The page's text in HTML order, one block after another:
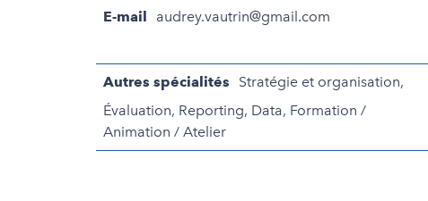
E-mail audrey.vautrin@gmail.com
Autres spécialités
Stratégie et organisation,
Évaluation, Reporting, Data, Formation /
Animation / Atelier